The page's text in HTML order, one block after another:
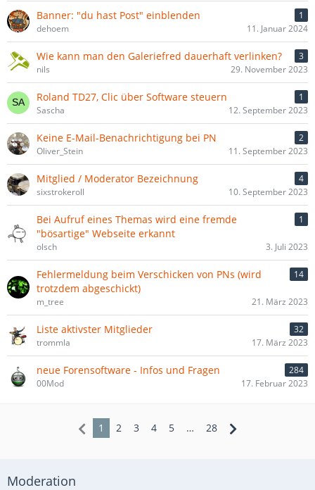
Banner: "du hast Post" einblenden
1
dehoem
11. Januar 2024
Wie kann man den Galeriefred dauerhaft verlinken?
3
nils
29. November 2023
Roland TD27, Clic über Software steuern
1
Sascha
12. September 2023
Keine E-Mail-Benachrichtigung bei PN
2
Oliver_Stein
11. September 2023
Mitglied / Moderator Bezeichnung
4
sixstrokeroll
10. September 2023
Bei Aufruf eines Themas wird eine fremde
"bösartige" Webseite erkannt
1
olsch 3. Juli 2023
Fehlermeldung beim Verschicken von PNs (wird
trotzdem abgeschickt)
14
m_tree 21. März 2023
Liste aktivster Mitglieder
32
trommla
17. März 2023
neue Forensoftware - Infos und Fragen
284
00Mod
17. Februar 2023
1 2 3 4 5 … 28
Moderation